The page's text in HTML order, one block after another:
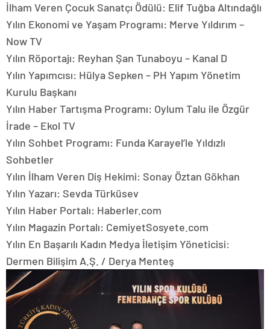
İlham Veren Çocuk Sanatçı Ödülü: Elif Tuğba Altındağlı
Yılın Ekonomi ve Yaşam Programı: Merve Yıldırım –
Now TV
Yılın Röportajı: Reyhan Şan Tunaboyu – Kanal D
Yılın Yapımcısı: Hülya Sepken – PH Yapım Yönetim
Kurulu Başkanı
Yılın Haber Tartışma Programı: Oylum Talu ile Özgür
İrade – Ekol TV
Yılın Sohbet Programı: Funda Karayel’le Yıldızlı
Sohbetler
Yılın İlham Veren Diş Hekimi: Sonay Öztan Gökhan
Yılın Yazarı: Sevda Türküsev
Yılın Haber Portalı: Haberler.com
Yılın Magazin Portalı: CemiyetSosyete.com
Yılın En Başarılı Kadın Medya İletişim Yöneticisi:
Dermen Bilişim A.Ş. / Derya Menteş